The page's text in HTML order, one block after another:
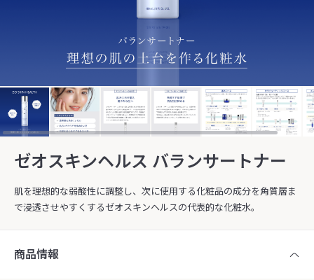
ゼオスキンヘルス バランサートナー
肌を理想的な弱酸性に調整し、次に使用する化粧品の成分を角質層ま
で浸透させやすくするゼオスキンヘルスの代表的な化粧水。
商品情報